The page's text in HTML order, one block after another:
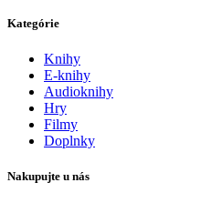
Kategórie
Knihy
E-knihy
Audioknihy
Hry
Filmy
Doplnky
Nakupujte u nás